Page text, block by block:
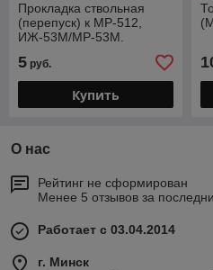
Прокладка ствольная
(перепуск) к МР-512,
ИЖ-53М/МР-53М.
5 руб.
Купить
О нас
Рейтинг не сформирован
Менее 5 отзывов за
Работает с 03.04.2014
г. Минск